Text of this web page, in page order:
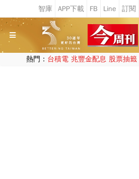
熱門： 台積電 兆豐金配息 股票抽籤